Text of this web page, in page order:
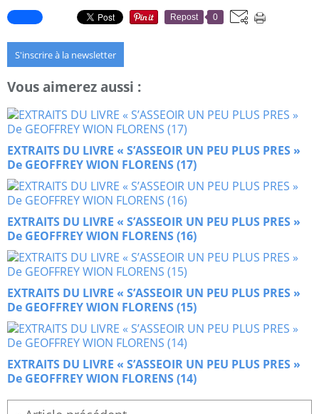
Repost 0
S'inscrire à la newsletter
Vous aimerez aussi :
EXTRAITS DU LIVRE « S’ASSEOIR UN PEU PLUS PRES »
De GEOFFREY WION FLORENS (17)
EXTRAITS DU LIVRE « S’ASSEOIR UN PEU PLUS PRES »
De GEOFFREY WION FLORENS (16)
EXTRAITS DU LIVRE « S’ASSEOIR UN PEU PLUS PRES »
De GEOFFREY WION FLORENS (15)
EXTRAITS DU LIVRE « S’ASSEOIR UN PEU PLUS PRES »
De GEOFFREY WION FLORENS (14)